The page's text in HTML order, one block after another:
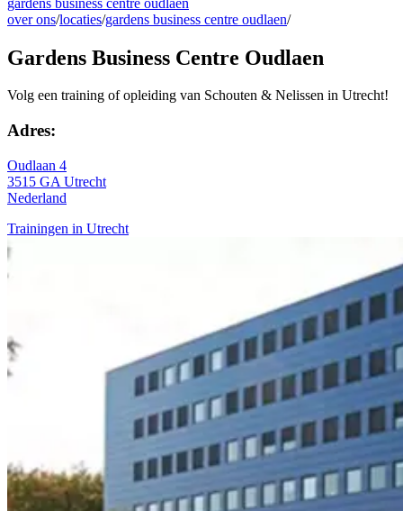
over ons/locaties/gardens business centre oudlaen/
Gardens Business Centre Oudlaen
Volg een training of opleiding van Schouten & Nelissen in Utrecht!
Adres:
Oudlaan 4
3515 GA Utrecht
Nederland
Trainingen in Utrecht